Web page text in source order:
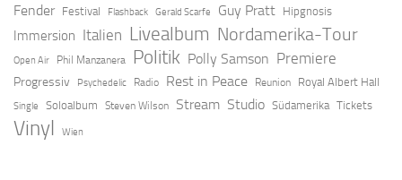
Fender Festival Flashback Gerald Scarfe Guy Pratt Hipgnosis
Immersion Italien Livealbum Nordamerika-Tour
Open Air Phil Manzanera Politik Polly Samson Premiere
Progressiv Psychedelic Radio Rest in Peace Reunion Royal Albert Hall
Single Soloalbum Steven Wilson Stream Studio Südamerika Tickets
Vinyl Wien